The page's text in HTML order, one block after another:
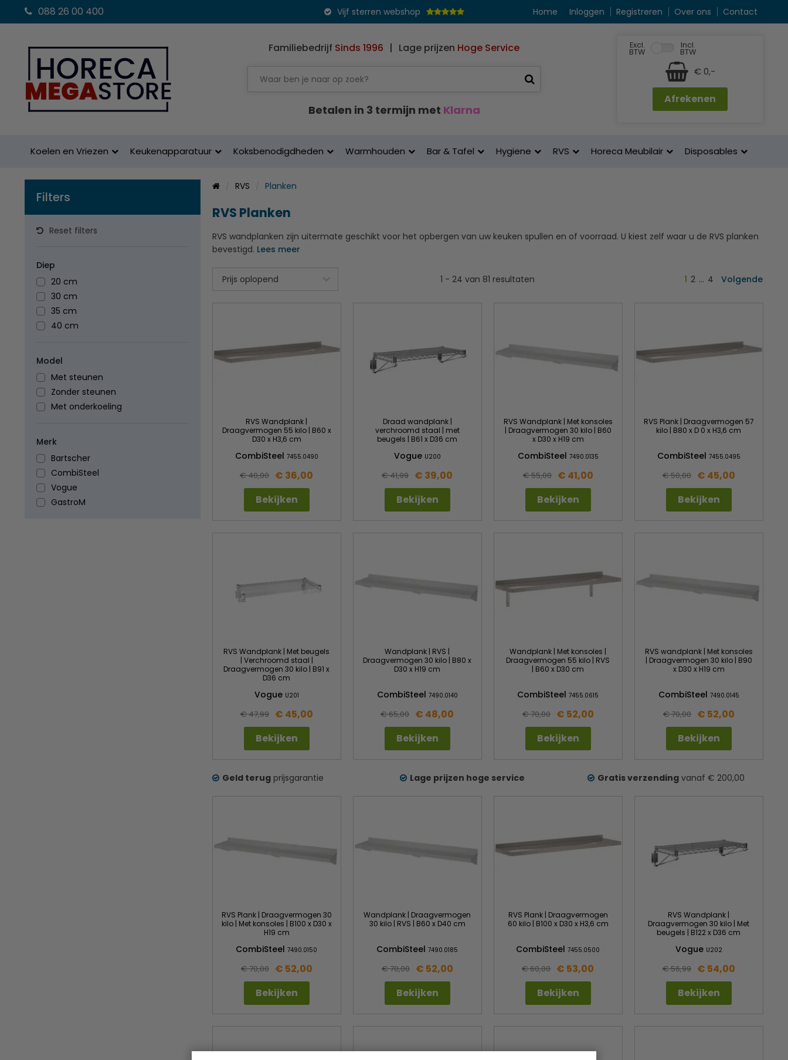
088 26 00 400 Vijf sterren webshop Home Inloggen Registreren Over ons Contact
Familiebedrijf Sinds 1996 | Lage prijzen Hoge Service
Betalen in 3 termijn met Klarna
Excl.
BTW
Incl.
BTW
€ 0,-
Afrekenen
Koelen en Vriezen Keukenapparatuur Koksbenodigdheden Warmhouden Bar & Tafel Hygiene RVS Horeca Meubilair Disposables
Filters
Reset filters
Diep
20 cm
30 cm
35 cm
40 cm
Model
Met steunen
Zonder steunen
Met onderkoeling
Merk
Bartscher
CombiSteel
Vogue
GastroM
RVS Planken
RVS Planken
RVS wandplanken zijn uitermate geschikt voor het opbergen van uw keuken spullen en of voorraad. U kiest zelf waar u de RVS planken
bevestigd. Lees meer
1 - 24 van 81 resultaten 1 2 … 4 Volgende
RVS Wandplank |
Draagvermogen 55 kilo | B60 x
D30 x H3,6 cm
CombiSteel 7455.0490
€ 40,00 € 36,00
Bekijken
Draad wandplank |
verchroomd staal | met
beugels | B61 x D36 cm
Vogue U200
€ 41,99 € 39,00
Bekijken
RVS Wandplank | Met konsoles
| Draagvermogen 30 kilo | B60
x D30 x H19 cm
CombiSteel 7490.0135
€ 55,00 € 41,00
Bekijken
RVS Plank | Draagvermogen 57
kilo | B80 x D 0 x H3,6 cm
CombiSteel 7455.0495
€ 50,00 € 45,00
Bekijken
RVS Wandplank | Met beugels
| Verchroomd staal |
Draagvermogen 30 kilo | B91 x
D36 cm
Vogue U201
€ 47,99 € 45,00
Bekijken
Wandplank | RVS |
Draagvermogen 30 kilo | B80 x
D30 x H19 cm
CombiSteel 7490.0140
€ 65,00 € 48,00
Bekijken
Wandplank | Met konsoles |
Draagvermogen 55 kilo | RVS
| B60 x D30 cm
CombiSteel7455.0615
€ 70,00 € 52,00
Bekijken
RVS wandplank | Met konsoles
| Draagvermogen 30 kilo | B90
x D30 x H19 cm
CombiSteel 7490.0145
€ 70,00 € 52,00
Bekijken
RVS Plank | Draagvermogen 30
kilo | Met konsoles | B100 x D30 x
H19 cm
CombiSteel7490.0150
€ 70,00 € 52,00
Bekijken
Wandplank | Draagvermogen
30 kilo | RVS | B60 x D40 cm
CombiSteel7490.0185
€ 70,00 € 52,00
Bekijken
RVS Plank | Draagvermogen
60 kilo | B100 x D30 x H3,6 cm
CombiSteel7455.0500
€ 60,00 € 53,00
Bekijken
RVS Wandplank |
Draagvermogen 30 kilo | Met
beugels | B122 x D36 cm
Vogue U202
€ 56,99 € 54,00
Bekijken
Geld terugprijsgarantie Lage prijzen hoge service Gratis verzendingvanaf € 200,00